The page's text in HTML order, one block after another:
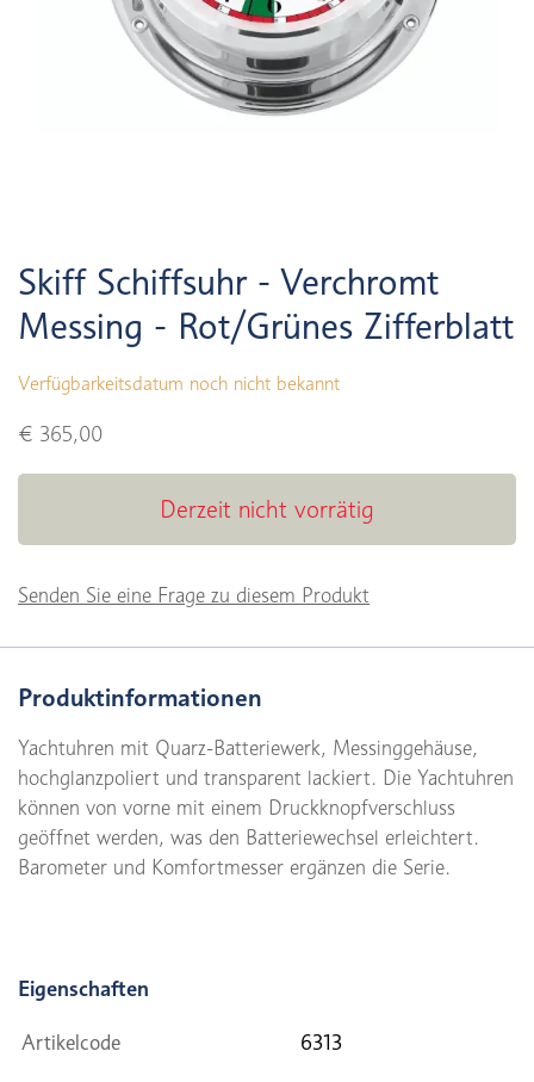
Skiff Schiffsuhr - Verchromt
Messing - Rot/Grünes Zifferblatt
Verfügbarkeitsdatum noch nicht bekannt
€ 365,00
Derzeit nicht vorrätig
Senden Sie eine Frage zu diesem Produkt
Produktinformationen
Yachtuhren mit Quarz-Batteriewerk, Messinggehäuse,
hochglanzpoliert und transparent lackiert. Die Yachtuhren
können von vorne mit einem Druckknopfverschluss
geöffnet werden, was den Batteriewechsel erleichtert.
Barometer und Komfortmesser ergänzen die Serie.
Eigenschaften
Artikelcode 6313